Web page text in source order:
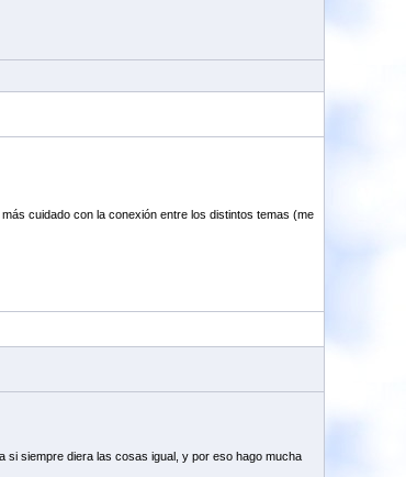
cuidado con la conexión entre los distintos temas (me
siempre diera las cosas igual, y por eso hago mucha